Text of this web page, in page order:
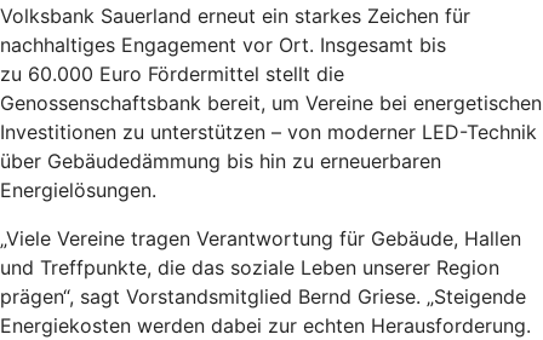
Volksbank Sauerland erneut ein starkes Zeichen für
nachhaltiges Engagement vor Ort. Insgesamt bis
zu 60.000 Euro Fördermittel stellt die
Genossenschaftsbank bereit, um Vereine bei energetischen
Investitionen zu unterstützen – von moderner LED-Technik
über Gebäudedämmung bis hin zu erneuerbaren
Energielösungen.
„Viele Vereine tragen Verantwortung für Gebäude, Hallen
und Treffpunkte, die das soziale Leben unserer Region
prägen“, sagt Vorstandsmitglied Bernd Griese. „Steigende
Energiekosten werden dabei zur echten Herausforderung.